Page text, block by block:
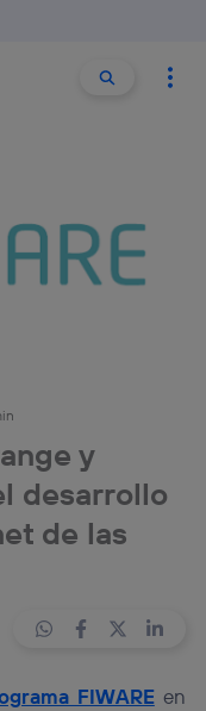
Buscar
y
desarrollo
de las
FIWAREen